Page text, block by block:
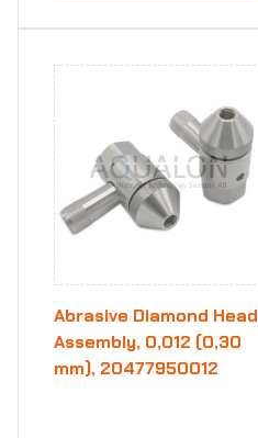
Abrasive Diamond Head
Assembly, 0,012 (0,30
mm), 20477950012